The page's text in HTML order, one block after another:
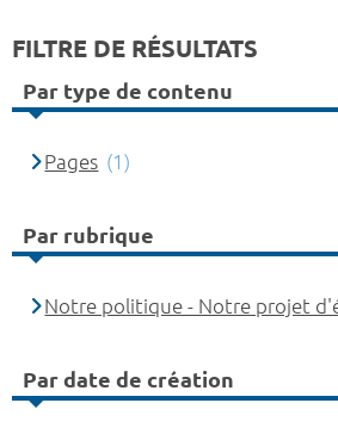
FILTRE DE RÉSULTATS
Par type de contenu
Pages (1)
Par rubrique
Notre politique - Notre projet
Par date de création